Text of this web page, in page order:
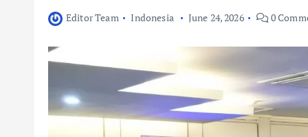
Editor Team Indonesia June 24, 2026 0